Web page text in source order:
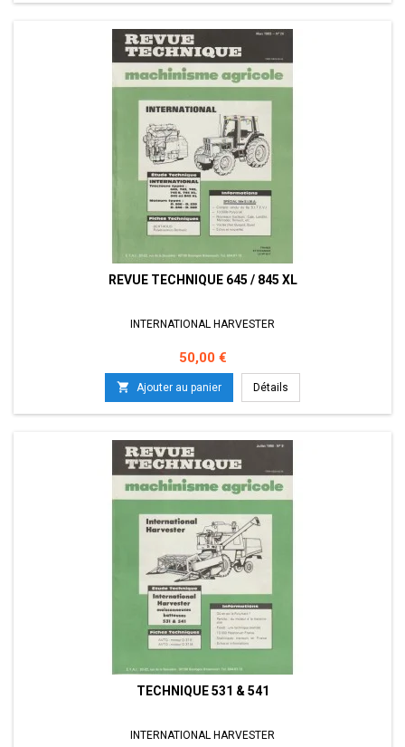
REVUE TECHNIQUE 645 / 845 XL
INTERNATIONAL HARVESTER
Prix
50,00 €
 Ajouter au panier Détails
TECHNIQUE 531 & 541
INTERNATIONAL HARVESTER